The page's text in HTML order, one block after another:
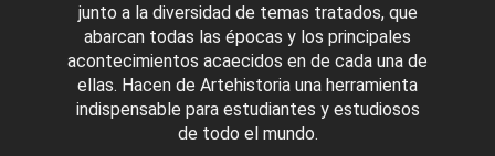
junto a la diversidad de temas tratados, que
abarcan todas las épocas y los principales
acontecimientos acaecidos en de cada una de
ellas. Hacen de Artehistoria una herramienta
indispensable para estudiantes y estudiosos
de todo el mundo.